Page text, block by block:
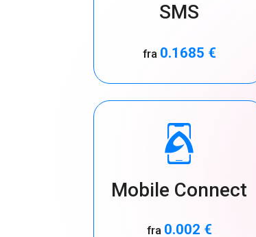
SMS
fra 0.1685 €
Mobile Connect
fra 0.002 €